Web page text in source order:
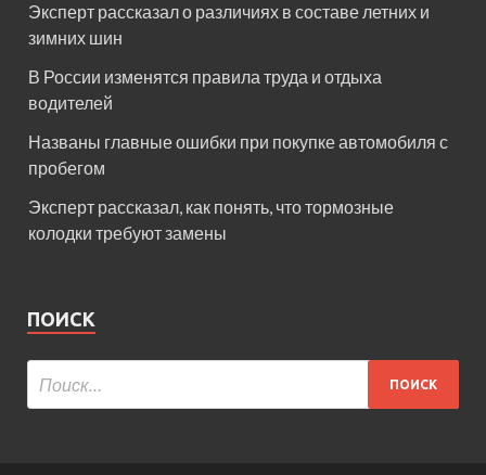
Эксперт рассказал о различиях в составе летних и
зимних шин
В России изменятся правила труда и отдыха
водителей
Названы главные ошибки при покупке автомобиля с
пробегом
Эксперт рассказал, как понять, что тормозные
колодки требуют замены
ПОИСК